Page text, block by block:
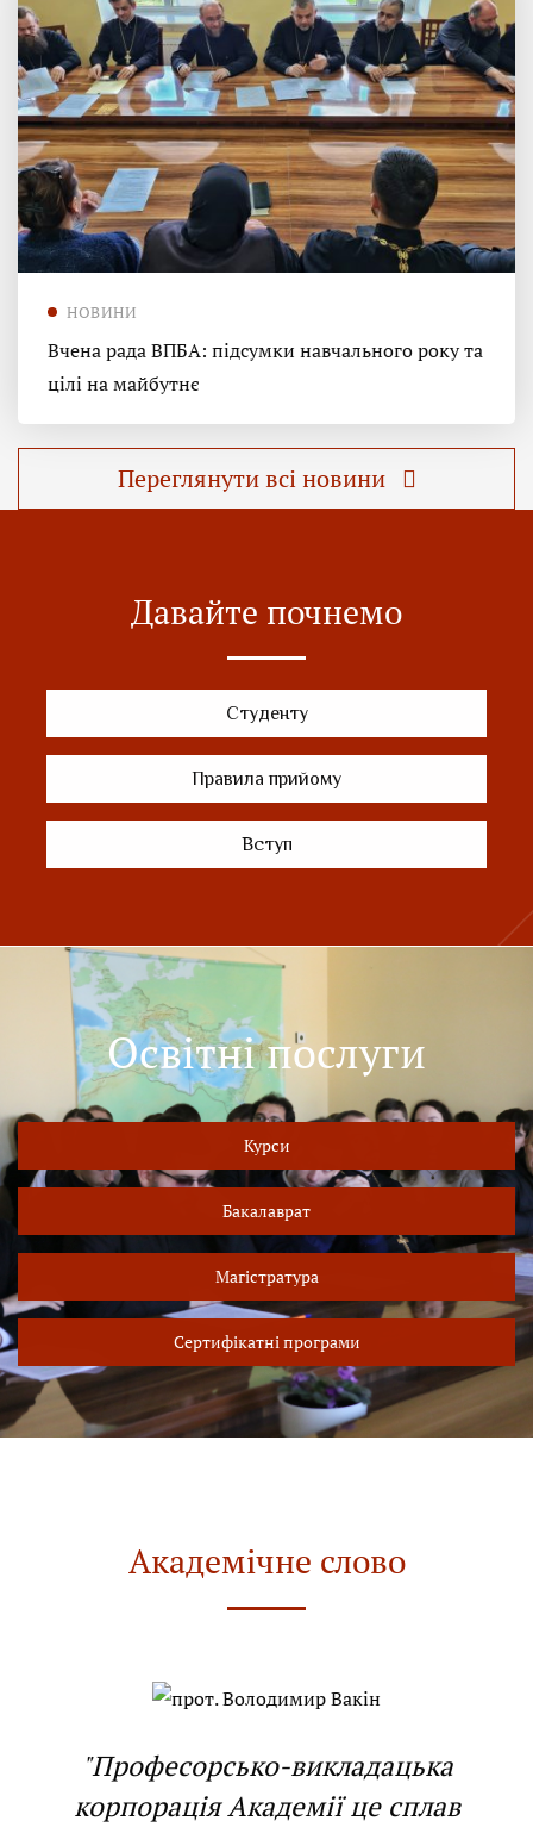
НОВИНИ
Вчена рада ВПБА: підсумки навчального року та
цілі на майбутнє
Переглянути всі новини
Давайте почнемо
Студенту
Правила прийому
Вступ
Освітні послуги
Курси
Бакалаврат
Магістратура
Сертифікатні програми
Академічне слово
"Професорсько-викладацька
корпорація Академії це сплав